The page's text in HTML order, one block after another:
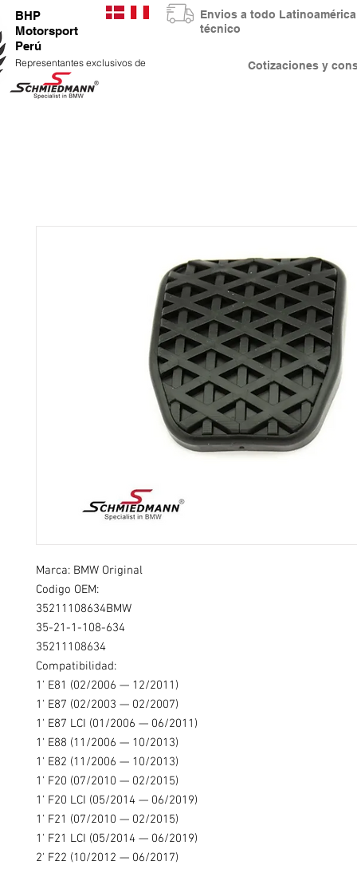
BHP
Motorsport
Perú
Representantes exclusivos de Cotizaciones y
Envios a todo
técnico
Marca: BMW Original
Codigo OEM:
35211108634BMW
35-21-1-108-634
35211108634
Compatibilidad:
1' E81 (02/2006 — 12/2011)
1' E87 (02/2003 — 02/2007)
1' E87 LCI (01/2006 — 06/2011)
1' E88 (11/2006 — 10/2013)
1' E82 (11/2006 — 10/2013)
1' F20 (07/2010 — 02/2015)
1' F20 LCI (05/2014 — 06/2019)
1' F21 (07/2010 — 02/2015)
1' F21 LCI (05/2014 — 06/2019)
2' F22 (10/2012 — 06/2017)